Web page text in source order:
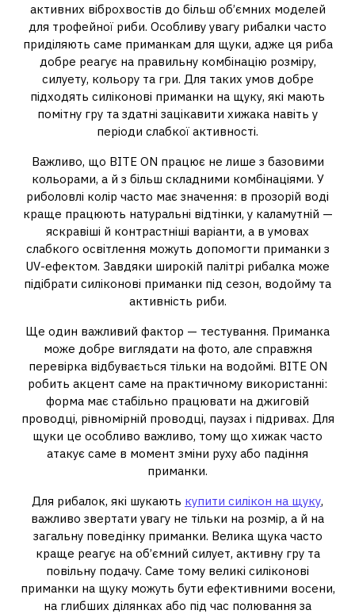
активних віброхвостів до більш об’ємних моделей
для трофейної риби. Особливу увагу рибалки часто
приділяють саме приманкам для щуки, адже ця риба
добре реагує на правильну комбінацію розміру,
силуету, кольору та гри. Для таких умов добре
підходять силіконові приманки на щуку, які мають
помітну гру та здатні зацікавити хижака навіть у
періоди слабкої активності.
Важливо, що BITE ON працює не лише з базовими
кольорами, а й з більш складними комбінаціями. У
риболовлі колір часто має значення: в прозорій воді
краще працюють натуральні відтінки, у каламутній —
яскравіші й контрастніші варіанти, а в умовах
слабкого освітлення можуть допомогти приманки з
UV-ефектом. Завдяки широкій палітрі рибалка може
підібрати силіконові приманки під сезон, водойму та
активність риби.
Ще один важливий фактор — тестування. Приманка
може добре виглядати на фото, але справжня
перевірка відбувається тільки на водоймі. BITE ON
робить акцент саме на практичному використанні:
форма має стабільно працювати на джиговій
проводці, рівномірній проводці, паузах і підривах. Для
щуки це особливо важливо, тому що хижак часто
атакує саме в момент зміни руху або падіння
приманки.
Для рибалок, які шукають купити силікон на щуку,
важливо звертати увагу не тільки на розмір, а й на
загальну поведінку приманки. Велика щука часто
краще реагує на об’ємний силует, активну гру та
повільну подачу. Саме тому великі силіконові
приманки на щуку можуть бути ефективними восени,
на глибших ділянках або під час полювання за